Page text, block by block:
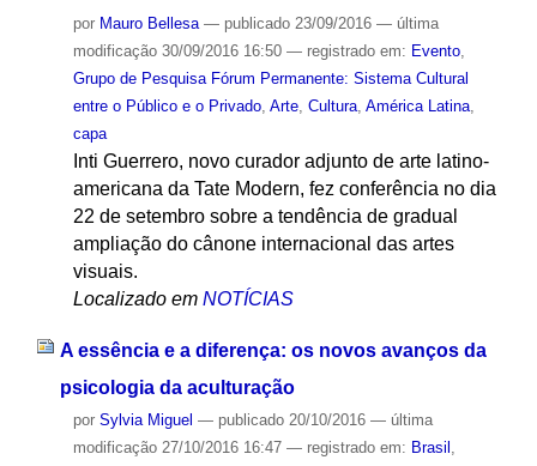
por Mauro Bellesa — publicado23/09/2016 — última
modificação30/09/2016 16:50 — registrado em: Evento,
Grupo de Pesquisa Fórum Permanente: Sistema Cultural
entre o Público e o Privado, Arte, Cultura, América Latina,
capa
Inti Guerrero, novo curador adjunto de arte latino-
americana da Tate Modern, fez conferência no dia
22 de setembro sobre a tendência de gradual
ampliação do cânone internacional das artes
visuais.
Localizado em NOTÍCIAS
A essência e a diferença: os novos avanços da
psicologia da aculturação
por Sylvia Miguel — publicado20/10/2016 — última
modificação27/10/2016 16:47 — registrado em: Brasil